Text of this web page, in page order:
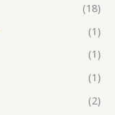
(18)
(1)
(1)
(1)
(2)